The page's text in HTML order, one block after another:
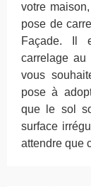
votre
pose de
Façade. Il
carrelage
vous
pose à
que le sol
surface
attendre que